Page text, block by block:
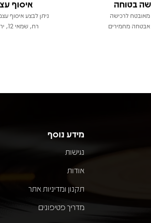
בטוחה
לרכישה
אבטחה מחמירים
איסוף
ניתן לבצע איסוף
רח, שמאי 12, ירושלים
מידע נוסף
נגישות
אודות
תקנון ומדיניות אתר
מדריך פטיפונים